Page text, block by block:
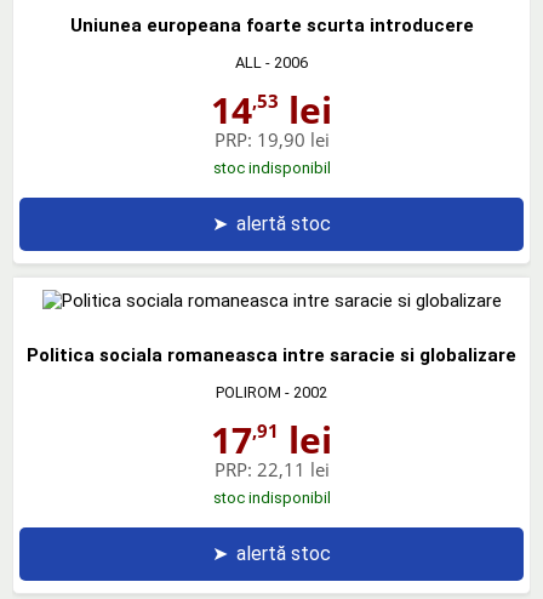
Uniunea europeana foarte scurta introducere
ALL - 2006
14,53 lei
PRP: 19,90 lei
stoc indisponibil
➤ alertă stoc
Politica sociala romaneasca intre saracie si globalizare
POLIROM - 2002
17,91 lei
PRP: 22,11 lei
stoc indisponibil
➤ alertă stoc